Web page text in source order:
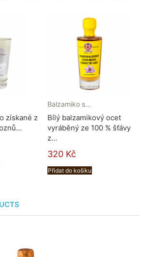
získané z
Balzamiko s...
Bílý balzamikový ocet
vyráběný ze 100 % šťávy
z...
320 Kč
Přidat do košíku